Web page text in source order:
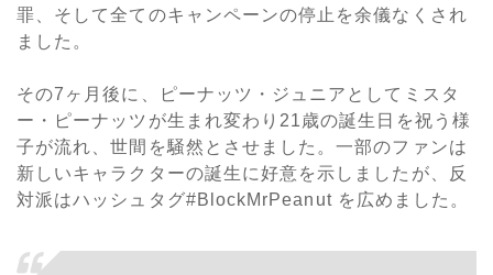
罪、そして全てのキャンペーンの停止を余儀なくされ
ました。
その7ヶ月後に、ピーナッツ・ジュニアとしてミスタ
ー・ピーナッツが生まれ変わり21歳の誕生日を祝う様
子が流れ、世間を騒然とさせました。一部のファンは
新しいキャラクターの誕生に好意を示しましたが、反
対派はハッシュタグ#BlockMrPeanut を広めました。